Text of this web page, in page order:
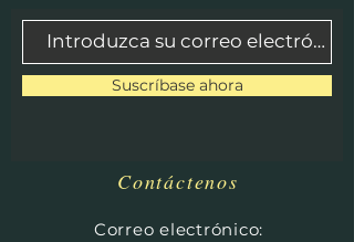
Suscríbase ahora
Contáctenos
Correo electrónico: